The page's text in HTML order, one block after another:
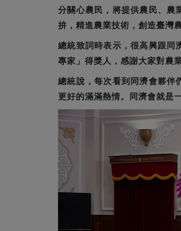
分關心農民，將提供農民、農
拚，精進農業技術，創造臺灣
總統致詞時表示，很高興跟同
專家」得獎人，感謝大家對農
總統說，每次看到同濟會夥伴
更好的滿滿熱情。同濟會就是